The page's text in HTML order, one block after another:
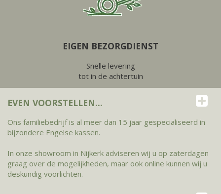
EIGEN BEZORGDIENST
Snelle levering
tot in de achtertuin
EVEN VOORSTELLEN...
Ons familiebedrijf is al meer dan 15 jaar gespecialiseerd in
bijzondere Engelse kassen.
In onze showroom in Nijkerk adviseren wij u op zaterdagen
graag over de mogelijkheden, maar ook online kunnen wij u
deskundig voorlichten.